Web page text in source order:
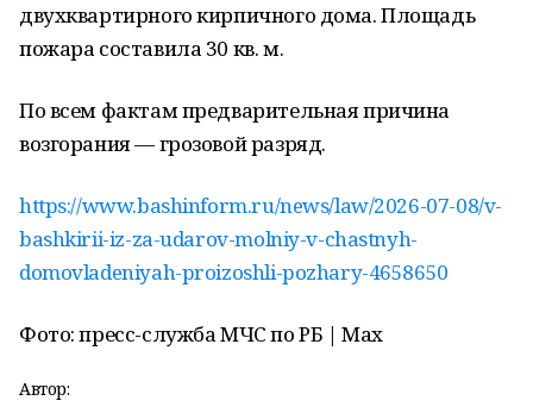
двухквартирного кирпичного дома. Площадь
пожара составила 30 кв. м.
По всем фактам предварительная причина
возгорания — грозовой разряд.
https://www.bashinform.ru/news/law/2026-07-08/v-
bashkirii-iz-za-udarov-molniy-v-chastnyh-
domovladeniyah-proizoshli-pozhary-4658650
Фото: пресс-служба МЧС по РБ | Мах
Автор: